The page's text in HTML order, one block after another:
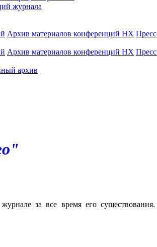
журнала
Архив материалов конференций НХ
Архив материалов конференций НХ
архив
за все время его